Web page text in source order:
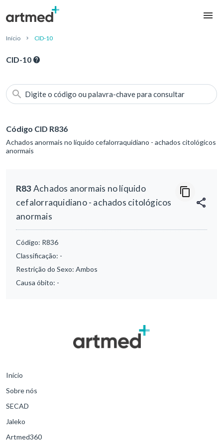
Início CID-10
CID-10
Digite o código ou palavra-chave para consultar
Código CID R836
Achados anormais no líquido cefalorraquidiano - achados citológicos
anormais
R83Achados anormais no líquido
cefalorraquidiano - achados citológicos
anormais
Código: R836
Classificação: -
Restrição do Sexo: Ambos
Causa óbito: -
Início
Sobre nós
SECAD
Jaleko
Artmed360